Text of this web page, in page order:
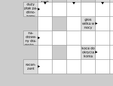
szek
du­ży
ptak pa­
dli­no­
żer­ny
głos
wil­ka w
no­cy
na­
drzew­
ny dra­
pież­nik
dob­ny
do oce­
lo­ta
ko­ce do
okry­cia
ko­nia
re­cen­
zent